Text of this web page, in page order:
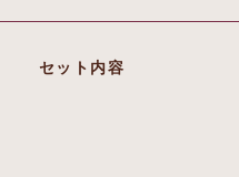
セット内容